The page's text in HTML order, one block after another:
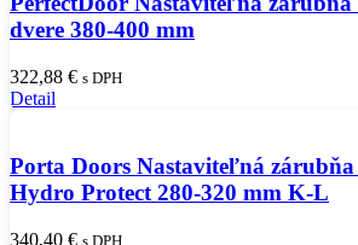
dvere 380-400 mm
322,88 € s DPH
Detail
Porta Doors Nastaviteľná zárubňa
Hydro Protect 280-320 mm K-L
340,40 € s DPH